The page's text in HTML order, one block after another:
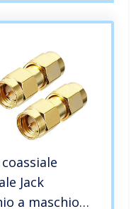
Jack
a maschio